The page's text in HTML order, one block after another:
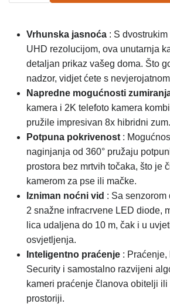
Vrhunska jasnoća : S
UHD rezolucijom, ova unutarnja
detaljan prikaz vašeg doma. Što
nadzor, vidjet ćete s
Napredne mogućnosti
kamera i 2K telefoto kamera
pružile impresivan 8x hibridni zum.
Potpuna pokrivenost :
naginjanja od 360° pružaju
prostora bez mrtvih točaka, što je
kamerom za pse ili mačke.
Izniman noćni vid : Sa senzorom
2 snažne infracrvene LED diode,
lica udaljena do 10 m, čak i u
osvjetljenja.
Inteligentno praćenje : Praćenje,
Security i samostalno razvijeni
kameri praćenje članova obitelji
prostoriji.